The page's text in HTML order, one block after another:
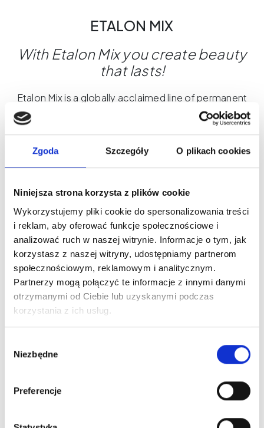
Zgoda Szczegóły O plikach cookies
Niniejsza strona korzysta z plików cookie
Wykorzystujemy pliki cookie do spersonalizowania treści
i reklam, aby oferować funkcje społecznościowe i
analizować ruch w naszej witrynie. Informacje o tym, jak
korzystasz z naszej witryny, udostępniamy partnerom
społecznościowym, reklamowym i analitycznym.
Partnerzy mogą połączyć te informacje z innymi danymi
otrzymanymi od Ciebie lub uzyskanymi podczas
korzystania z ich usług.
zgody
Niezbędne
Preferencje
ETALON MIX
With Etalon Mix you create beauty
that lasts!
Etalon Mix is a globally acclaimed line of permanent
makeup pigments. These pigments are celebrated
for their vibrant, long-lasting color and smooth
these colors can be easily blended to create
maximum work comfort and customer satisfaction
compliant, meeting the highest European safety
and quality standards.